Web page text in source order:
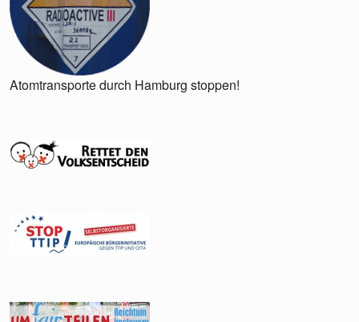
Atomtransporte durch Hamburg stoppen!